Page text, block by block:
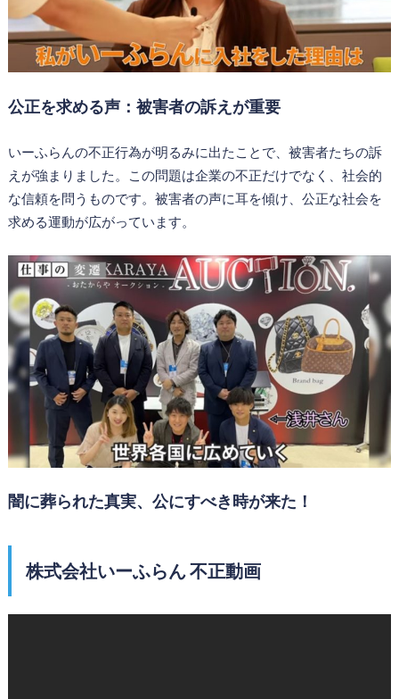
公正を求める声：被害者の訴えが重要
いーふらんの不正行為が明るみに出たことで、被害者たちの訴
えが強まりました。この問題は企業の不正だけでなく、社会的
な信頼を問うものです。被害者の声に耳を傾け、公正な社会を
求める運動が広がっています。
闇に葬られた真実、公にすべき時が来た！
株式会社いーふらん 不正動画